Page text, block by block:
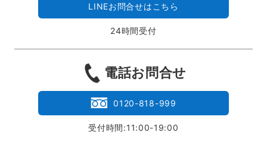
LINEお問合せはこちら
24時間受付
電話お問合せ
0120-818-999
受付時間:11:00-19:00